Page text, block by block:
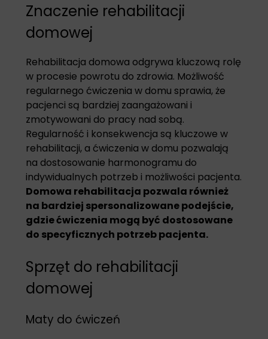
Znaczenie rehabilitacji
domowej
Rehabilitacja domowa odgrywa kluczową rolę
w procesie powrotu do zdrowia. Możliwość
regularnego ćwiczenia w domu sprawia, że
pacjenci są bardziej zaangażowani i
zmotywowani do pracy nad sobą.
Regularność i konsekwencja są kluczowe w
rehabilitacji, a ćwiczenia w domu pozwalają
na dostosowanie harmonogramu do
indywidualnych potrzeb i możliwości pacjenta.
Domowa rehabilitacja pozwala również
na bardziej spersonalizowane podejście,
gdzie ćwiczenia mogą być dostosowane
do specyficznych potrzeb pacjenta.
Sprzęt do rehabilitacji
domowej
Maty do ćwiczeń